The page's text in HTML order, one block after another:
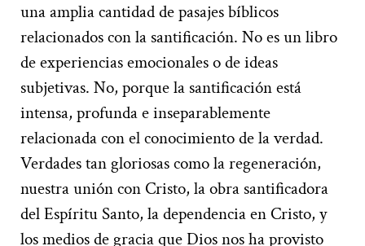
una amplia cantidad de pasajes bíblicos
relacionados con la santificación. No es un libro
de experiencias emocionales o de ideas
subjetivas. No, porque la santificación está
intensa, profunda e inseparablemente
relacionada con el conocimiento de la verdad.
Verdades tan gloriosas como la regeneración,
nuestra unión con Cristo, la obra santificadora
del Espíritu Santo, la dependencia en Cristo, y
los medios de gracia que Dios nos ha provisto